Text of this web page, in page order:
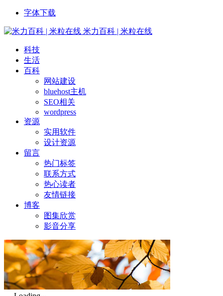
字体下载
米力百科 | 米粒在线
科技
生活
百科
网站建设
bluehost主机
SEO相关
wordpress
资源
实用软件
设计资源
留言
热门标签
联系方式
热心读者
友情链接
博客
图集欣赏
影音分享